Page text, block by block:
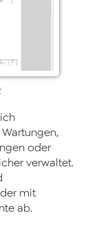
oder
verwaltet.
mit
ab.